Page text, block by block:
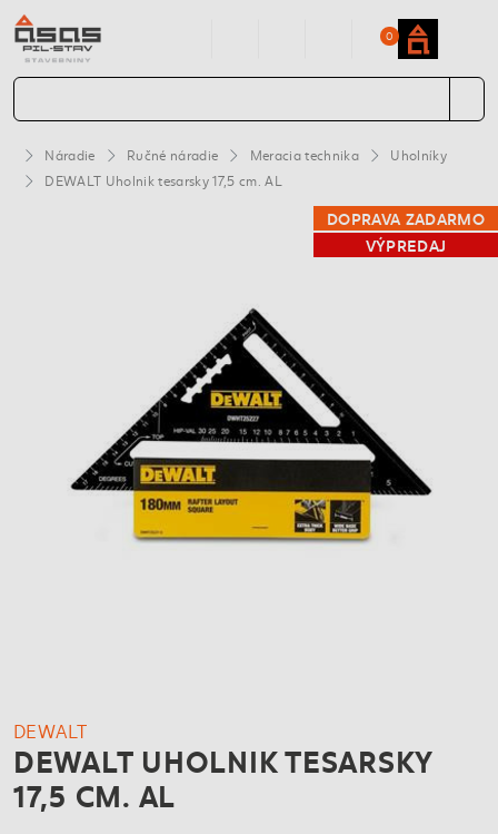
0
Náradie Ručné náradie Meracia technika
Uholníky
DEWALT Uholnik tesarsky 17,5 cm. AL
DOPRAVA ZADARMO
VÝPREDAJ
DEWALT
DEWALT UHOLNIK TESARSKY
17,5 CM. AL